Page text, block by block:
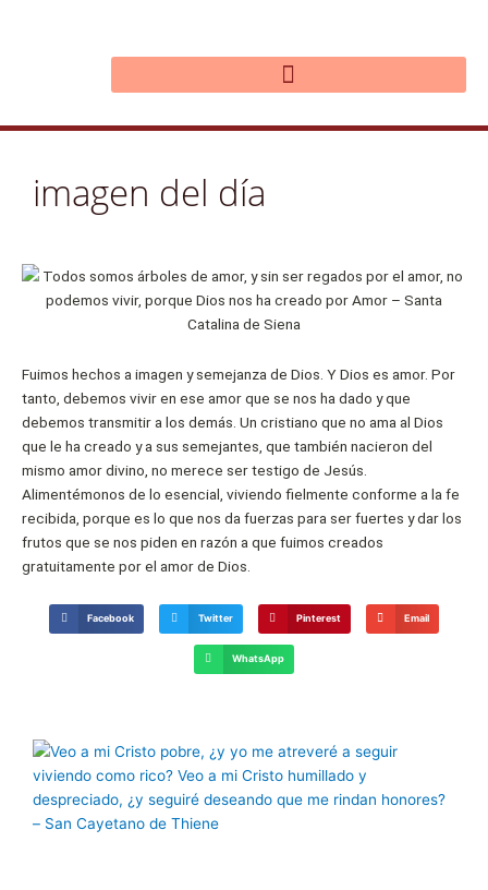
imagen del día
Fuimos hechos a imagen y semejanza de Dios. Y Dios es amor. Por
tanto, debemos vivir en ese amor que se nos ha dado y que
debemos transmitir a los demás. Un cristiano que no ama al Dios
que le ha creado y a sus semejantes, que también nacieron del
mismo amor divino, no merece ser testigo de Jesús.
Alimentémonos de lo esencial, viviendo fielmente conforme a la fe
recibida, porque es lo que nos da fuerzas para ser fuertes y dar los
frutos que se nos piden en razón a que fuimos creados
gratuitamente por el amor de Dios.
Facebook Twitter Pinterest Email
WhatsApp
PáginaPáginaPáginaPáginaPágina